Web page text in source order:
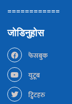
============
जोडिनुहोस
फेसबुक
युटूब
ट्विटहरु